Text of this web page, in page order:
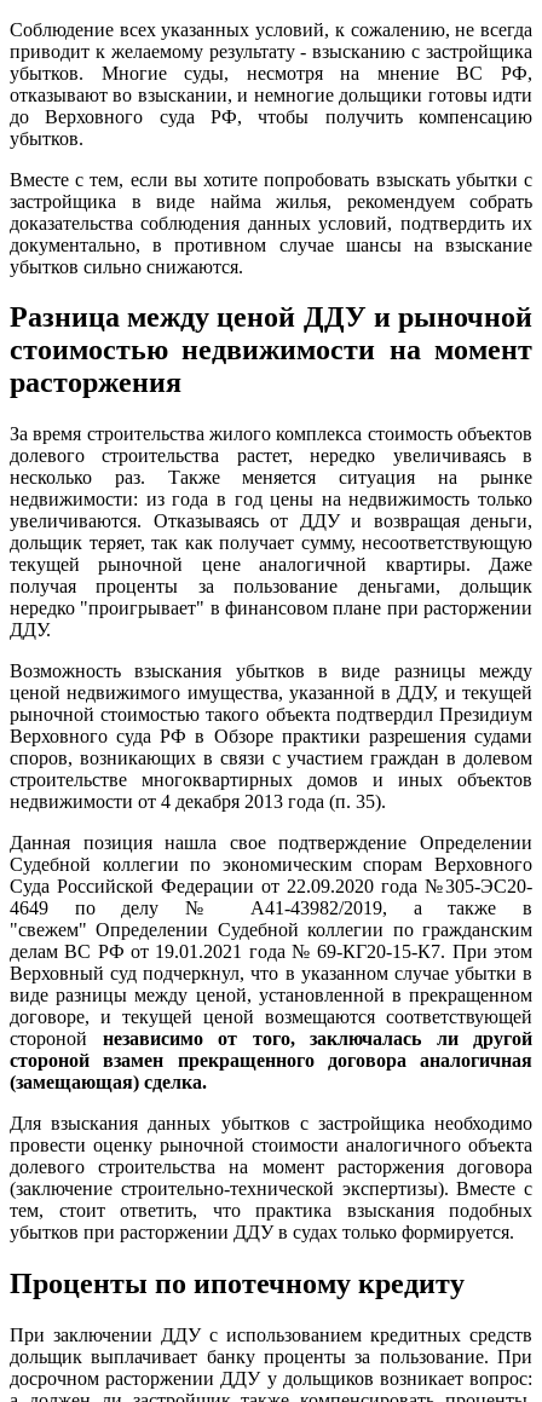
Соблюдение всех указанных условий, к сожалению, не всегда
приводит к желаемому результату - взысканию с застройщика
убытков. Многие суды, несмотря на мнение ВС РФ,
отказывают во взыскании, и немногие дольщики готовы идти
до Верховного суда РФ, чтобы получить компенсацию
убытков.
Вместе с тем, если вы хотите попробовать взыскать убытки с
застройщика в виде найма жилья, рекомендуем собрать
доказательства соблюдения данных условий, подтвердить их
документально, в противном случае шансы на взыскание
убытков сильно снижаются.
Разница между ценой ДДУ и рыночной
стоимостью недвижимости на момент
расторжения
За время строительства жилого комплекса стоимость объектов
долевого строительства растет, нередко увеличиваясь в
несколько раз. Также меняется ситуация на рынке
недвижимости: из года в год цены на недвижимость только
увеличиваются. Отказываясь от ДДУ и возвращая деньги,
дольщик теряет, так как получает сумму, несоответствующую
текущей рыночной цене аналогичной квартиры. Даже
получая проценты за пользование деньгами, дольщик
нередко "проигрывает" в финансовом плане при расторжении
ДДУ.
Возможность взыскания убытков в виде разницы между
ценой недвижимого имущества, указанной в ДДУ, и текущей
рыночной стоимостью такого объекта подтвердил Президиум
Верховного суда РФ в Обзоре практики разрешения судами
споров, возникающих в связи с участием граждан в долевом
строительстве многоквартирных домов и иных объектов
недвижимости от 4 декабря 2013 года (п. 35).
Данная позиция нашла свое подтверждение Определении
Судебной коллегии по экономическим спорам Верховного
Суда Российской Федерации от 22.09.2020 года №305-ЭС20-
4649 по делу № А41-43982/2019, а также в
"свежем" Определении Судебной коллегии по гражданским
делам ВС РФ от 19.01.2021 года № 69-КГ20-15-К7. При этом
Верховный суд подчеркнул, что в указанном случае убытки в
виде разницы между ценой, установленной в прекращенном
договоре, и текущей ценой возмещаются соответствующей
стороной независимо от того, заключалась ли другой
стороной взамен прекращенного договора аналогичная
(замещающая) сделка.
Для взыскания данных убытков с застройщика необходимо
провести оценку рыночной стоимости аналогичного объекта
долевого строительства на момент расторжения договора
(заключение строительно-технической экспертизы). Вместе с
тем, стоит ответить, что практика взыскания подобных
убытков при расторжении ДДУ в судах только формируется.
Проценты по ипотечному кредиту
При заключении ДДУ с использованием кредитных средств
дольщик выплачивает банку проценты за пользование. При
досрочном расторжении ДДУ у дольщиков возникает вопрос: